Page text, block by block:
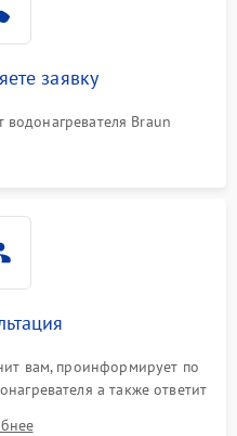
заявку
водонагревателя Braun
вам, проинформирует по
а также ответит